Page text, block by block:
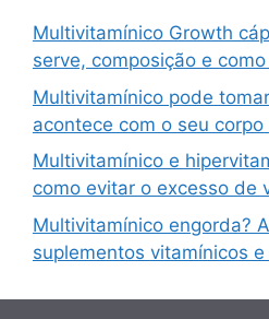
Multivitamínico Growth
serve, composição e
Multivitamínico pode
acontece com o seu
Multivitamínico e
como evitar o excesso de
Multivitamínico engorda?
suplementos vitamínicos